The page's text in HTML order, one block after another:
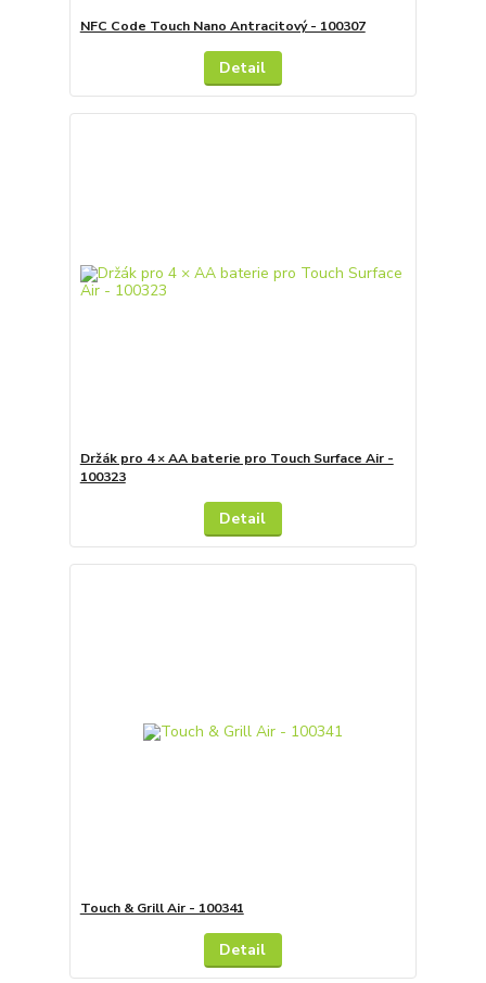
NFC Code Touch Nano Antracitový - 100307
Detail
Držák pro 4 × AA baterie pro Touch Surface Air -
100323
Detail
Touch & Grill Air - 100341
Detail